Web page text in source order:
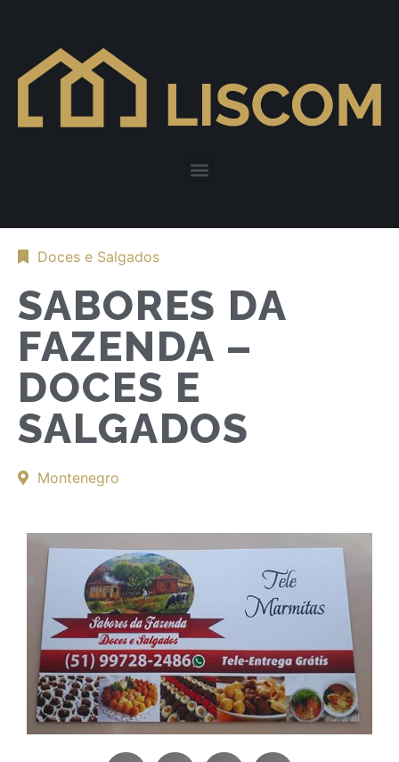
Doces e Salgados
SABORES DA
FAZENDA –
DOCES E
SALGADOS
Montenegro